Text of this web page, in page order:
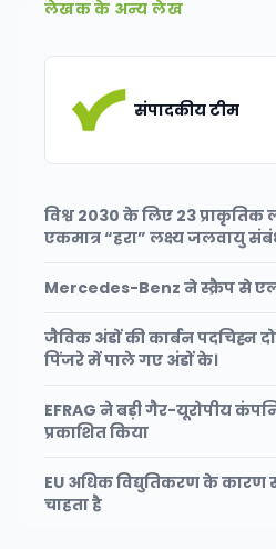
लेखक के अन्य लेख
संपादकीय टीम
विश्व 2030 के लिए 23 प्राकृतिक
एकमात्र “हरा” लक्ष्य जलवायु
Mercedes-Benz ने स्क्रैप से
जैविक अंडों की कार्बन पदचिह्न
पिंजरे में पाले गए अंडों के।
EFRAG ने बड़ी गैर-यूरोपीय
प्रकाशित किया
EU अधिक विद्युतिकरण के कारण
चाहता है